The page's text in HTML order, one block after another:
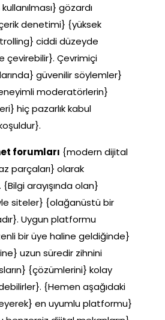
gözardı
denetimi} {yüksek
trolling} ciddi düzeyde
çevirebilir}. Çevrimiçi
güvenilir söylemler}
moderatörlerin}
hiç pazarlık kabul
forumları {modern dijital
parçaları} olarak
arayışında olan}
siteler} {olağanüstü bir
Uygun platformu
bir üye haline geldiğinde}
uzun süredir zihnini
{çözümlerini} kolay
{Hemen aşağıdaki
en uyumlu platformu}